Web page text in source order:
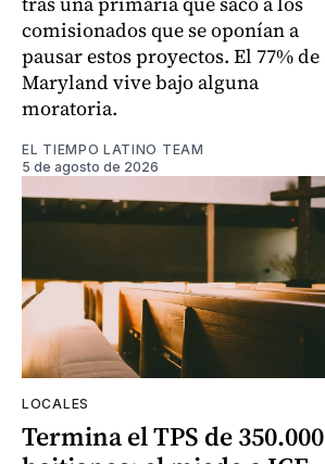
comisionados que se oponían a
pausar estos proyectos. El 77% de
Maryland vive bajo alguna
moratoria.
EL TIEMPO LATINO TEAM
5 de agosto de 2026
LOCALES
Termina el TPS de 350.000